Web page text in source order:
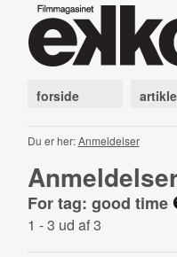
forside
Du er her:Anmeldelser
For tag: good time
1 - 3 ud af 3